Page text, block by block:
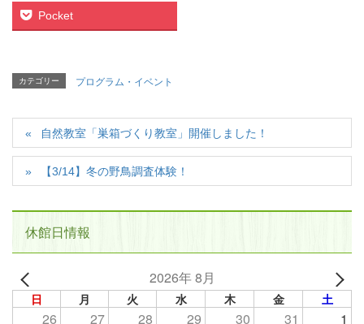
Pocket
カテゴリー プログラム・イベント
自然教室「巣箱づくり教室」開催しました！
【3/14】冬の野鳥調査体験！
休館日情報
2026年 8月
日 月 火 水 木 金 土
26 27 28 29 30 31 1